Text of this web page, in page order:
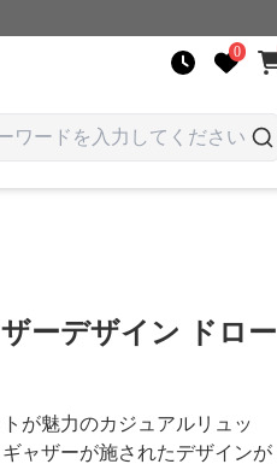
0
ーデザイン ドロー
が魅力のカジュアルリュッ
ャザーが施されたデザインが